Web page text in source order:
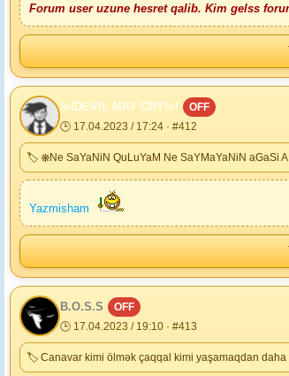
Forum user uzune hesret qalib. Kim gelss
!=!DEVIL MAY CRY!=!
OFF
🕒 17.04.2023 / 17:24 · #412
🏷 ❋Ne SaYaNiN QuLuYaM Ne SaYMaYaNiN aGaSi
Yazmisham
B.O.S.S
OFF
🕒 17.04.2023 / 19:10 · #413
🏷 Canavar kimi ölmək çaqqal kimi yaşamaqdan daha